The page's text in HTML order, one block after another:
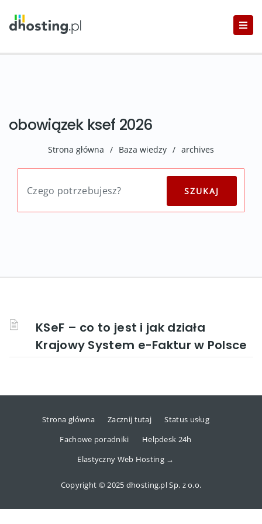
obowiązek ksef 2026
Strona główna / Baza wiedzy / archives
KSeF – co to jest i jak działa
Krajowy System e-Faktur w Polsce
Strona główna Zacznij tutaj
Status usług
Fachowe poradniki
Helpdesk 24h
Elastyczny Web Hosting →
Copyright © 2025 dhosting.pl Sp. z o.o.